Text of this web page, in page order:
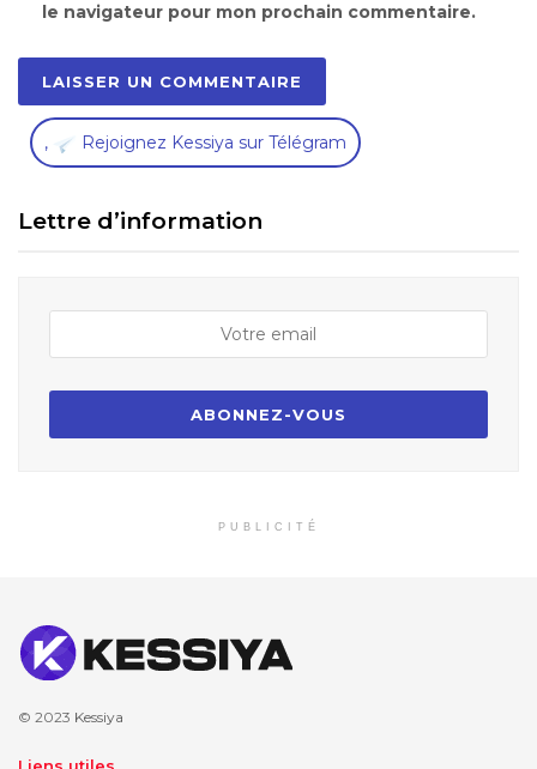
le navigateur pour mon prochain commentaire.
, Rejoignez Kessiya sur Télégram
Lettre d’information
PUBLICITÉ
© 2023 Kessiya
Liens utiles